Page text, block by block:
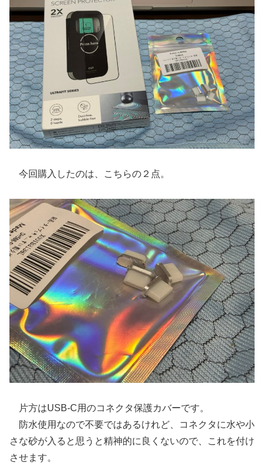
今回購入したのは、こちらの２点。
片方はUSB-C用のコネクタ保護カバーです。
防水使用なので不要ではあるけれど、コネクタに水や小
さな砂が入ると思うと精神的に良くないので、これを付け
させます。